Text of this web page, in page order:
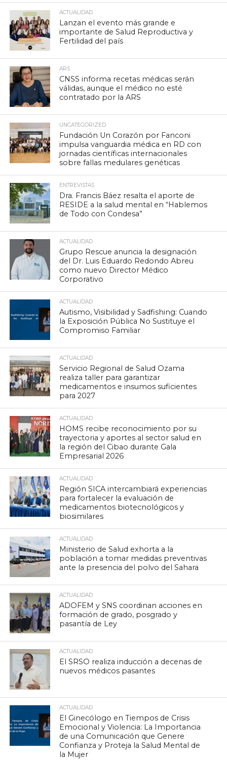
ACTUALIDAD
Lanzan el evento más grande e
importante de Salud Reproductiva y
Fertilidad del país
ARS
CNSS informa recetas médicas serán
válidas, aunque el médico no esté
contratado por la ARS
UNCATEGORIZED
Fundación Un Corazón por Fanconi
impulsa vanguardia médica en RD con
jornadas científicas internacionales
sobre fallas medulares genéticas
ENTREVISTAS
Dra. Francis Báez resalta el aporte de
RESIDE a la salud mental en “Hablemos
de Todo con Condesa”
ACTUALIDAD
Grupo Rescue anuncia la designación
del Dr. Luis Eduardo Redondo Abreu
como nuevo Director Médico
Corporativo
ACTUALIDAD
Autismo, Visibilidad y Sadfishing: Cuando
la Exposición Pública No Sustituye el
Compromiso Familiar
ACTUALIDAD
Servicio Regional de Salud Ozama
realiza taller para garantizar
medicamentos e insumos suficientes
para 2027
ACTUALIDAD
HOMS recibe reconocimiento por su
trayectoria y aportes al sector salud en
la región del Cibao durante Gala
Empresarial 2026
ACTUALIDAD
Región SICA intercambiará experiencias
para fortalecer la evaluación de
medicamentos biotecnológicos y
biosimilares
ACTUALIDAD
Ministerio de Salud exhorta a la
población a tomar medidas preventivas
ante la presencia del polvo del Sahara
ACTUALIDAD
ADOFEM y SNS coordinan acciones en
formación de grado, posgrado y
pasantía de Ley
ACTUALIDAD
El SRSO realiza inducción a decenas de
nuevos médicos pasantes
ACTUALIDAD
El Ginecólogo en Tiempos de Crisis
Emocional y Violencia: La Importancia
de una Comunicación que Genere
Confianza y Proteja la Salud Mental de
la Mujer